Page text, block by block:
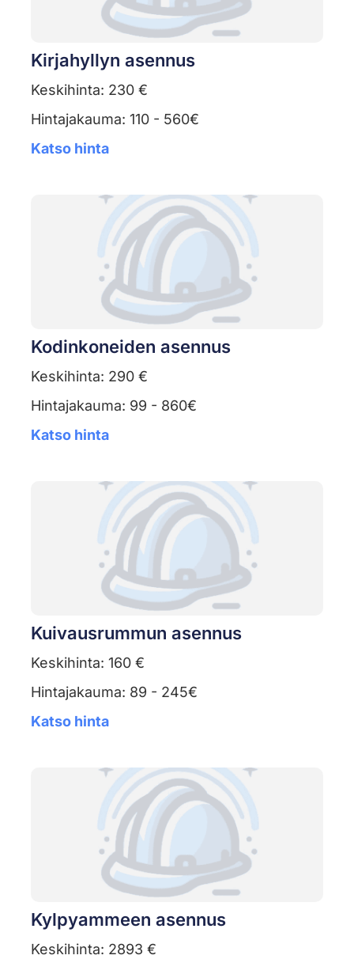
Kirjahyllyn asennus
Keskihinta: 230 €
Hintajakauma: 110 - 560€
Katso hinta
Kodinkoneiden asennus
Keskihinta: 290 €
Hintajakauma: 99 - 860€
Katso hinta
Kuivausrummun asennus
Keskihinta: 160 €
Hintajakauma: 89 - 245€
Katso hinta
Kylpyammeen asennus
Keskihinta: 2893 €